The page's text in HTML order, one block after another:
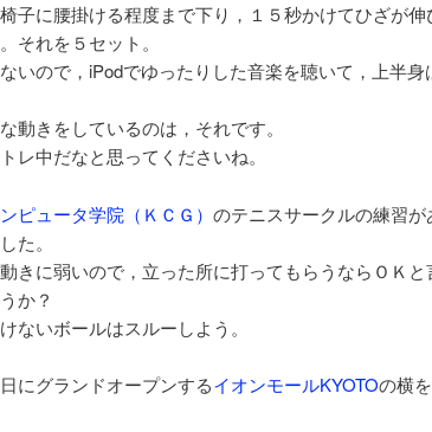
子に腰掛ける程度まで下り，１５秒かけてひざが
それを５セット。
いので，iPodでゆったりした音楽を聴いて，上半身
動きをしているのは，それです。
レ中だなと思ってくださいね。
ピュータ学院（ＫＣＧ） のテニスサークルの練習
た。
きに弱いので，立った所に打ってもらうならＯＫと
か？
ないボールはスルーしよう。
にグランドオープンするイオンモールKYOTOの横